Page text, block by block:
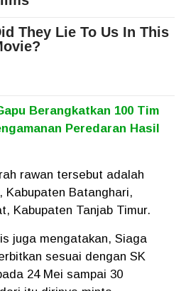
Berangkatkan 100 Tim
Peredaran Hasil
rawan tersebut adalah
Kabupaten Batanghari,
Kabupaten Tanjab Timur.
juga mengatakan, Siaga
sesuai dengan SK
24 Mei sampai 30